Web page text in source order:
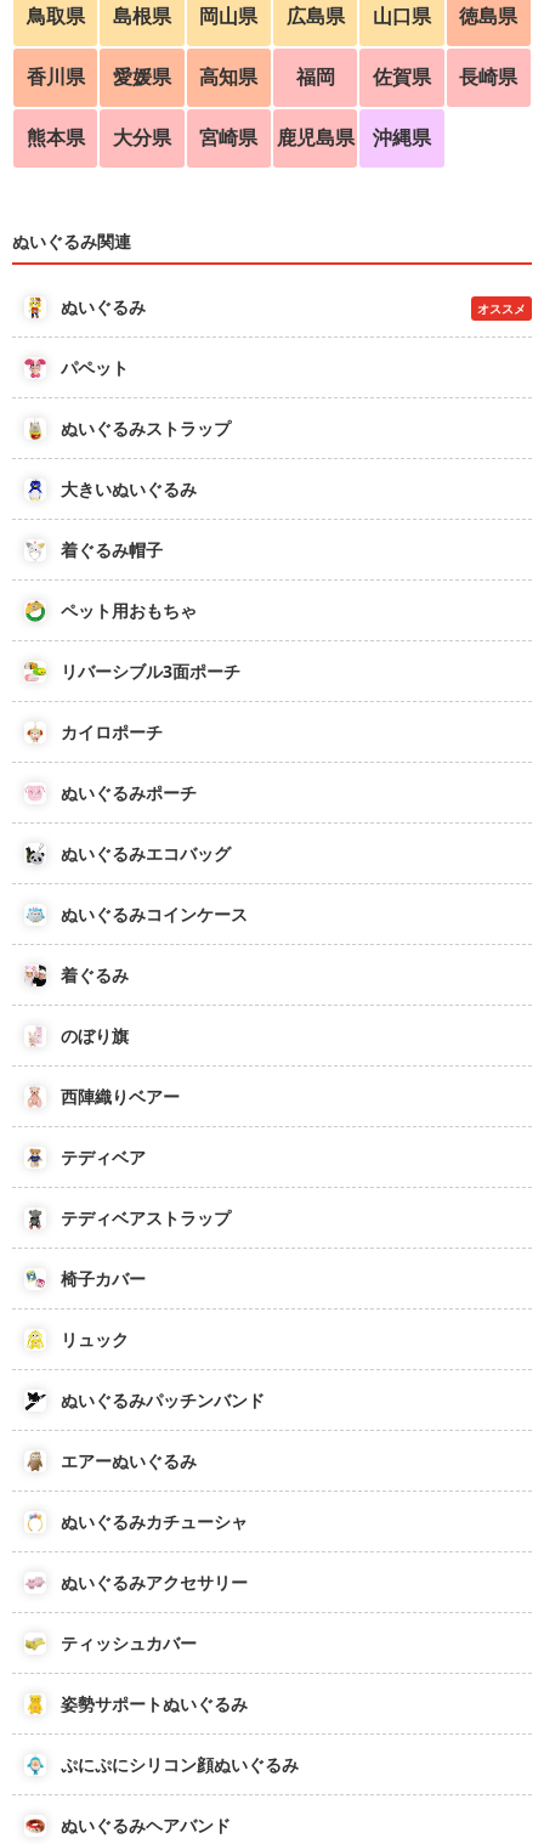
鳥取県 島根県 岡山県 広島県 山口県 徳島県
香川県 愛媛県 高知県 福岡 佐賀県 長崎県
熊本県 大分県 宮崎県 鹿児島県 沖縄県
ぬいぐるみ関連
ぬいぐるみ オススメ
パペット
ぬいぐるみストラップ
大きいぬいぐるみ
着ぐるみ帽子
ペット用おもちゃ
リバーシブル3面ポーチ
カイロポーチ
ぬいぐるみポーチ
ぬいぐるみエコバッグ
ぬいぐるみコインケース
着ぐるみ
のぼり旗
西陣織りベアー
テディベア
テディベアストラップ
椅子カバー
リュック
ぬいぐるみパッチンバンド
エアーぬいぐるみ
ぬいぐるみカチューシャ
ぬいぐるみアクセサリー
ティッシュカバー
姿勢サポートぬいぐるみ
ぷにぷにシリコン顔ぬいぐるみ
ぬいぐるみヘアバンド